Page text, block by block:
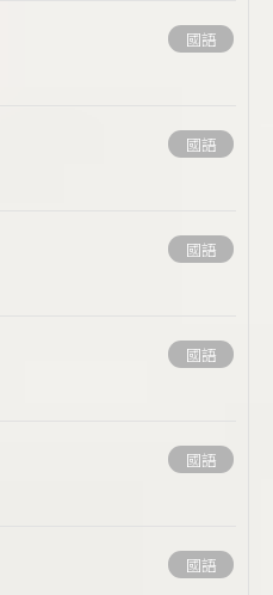
國語
國語
國語
國語
國語
國語